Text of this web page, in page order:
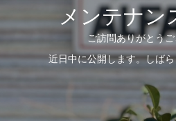
メンテナン
ご訪問ありがとう
近日中に公開します。しば